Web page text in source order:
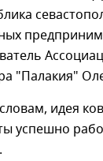
"Палакия"
идея
успешно